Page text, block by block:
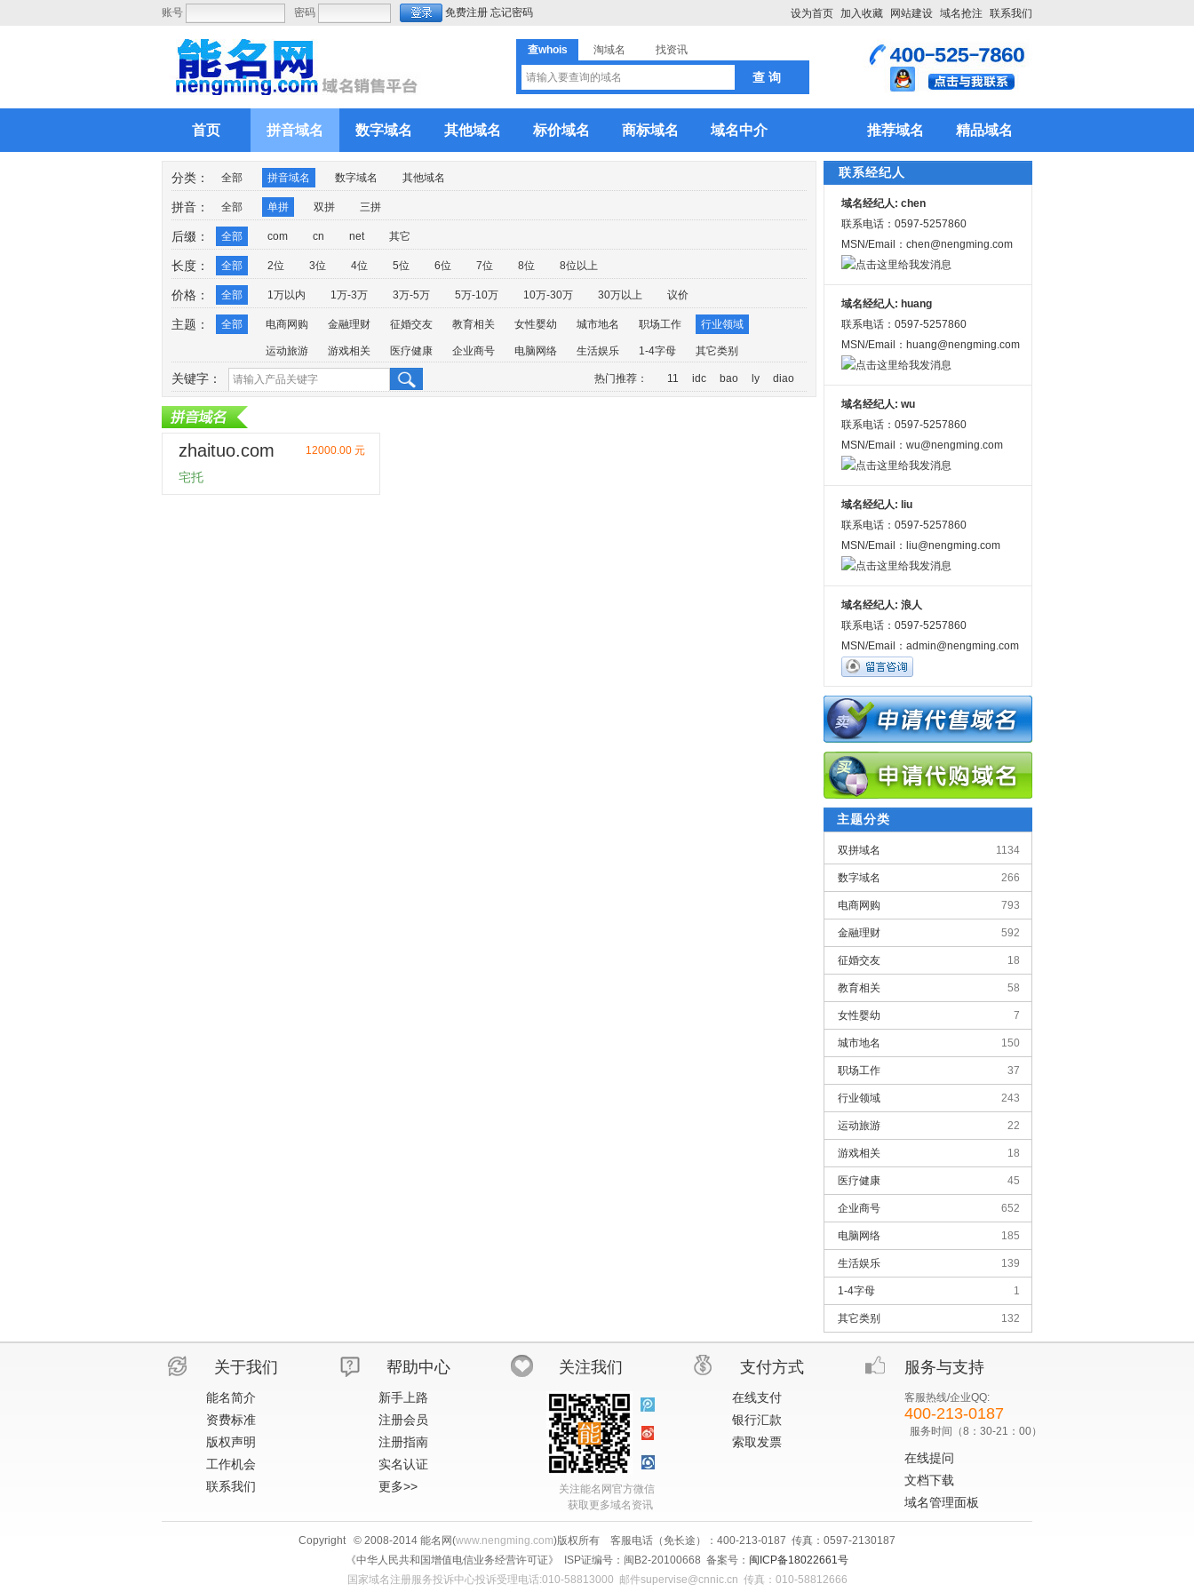
账号 密码 免费注册 忘记密码 设为首页 加入收藏 网站建设 域名抢注 联系我们
查whois 淘域名 找资讯
首页 拼音域名 数字域名 其他域名 标价域名 商标域名 域名中介 推荐域名 精品域名
分类： 全部 拼音域名 数字域名 其他域名
拼音： 全部 单拼 双拼 三拼
后缀： 全部 com cn net 其它
长度： 全部 2位 3位 4位 5位 6位 7位 8位 8位以上
价格： 全部 1万以内 1万-3万 3万-5万 5万-10万 10万-30万 30万以上 议价
主题： 全部 电商网购 金融理财 征婚交友 教育相关 女性婴幼 城市地名 职场工作 行业领域
运动旅游 游戏相关 医疗健康 企业商号 电脑网络 生活娱乐 1-4字母 其它类别
关键字： 热门推荐： 11 idc bao ly diao
12000.00 元
zhaituo.com
宅托
联系经纪人
域名经纪人: chen
联系电话：0597-5257860
MSN/Email：chen@nengming.com
域名经纪人: huang
联系电话：0597-5257860
MSN/Email：huang@nengming.com
域名经纪人: wu
联系电话：0597-5257860
MSN/Email：wu@nengming.com
域名经纪人: liu
联系电话：0597-5257860
MSN/Email：liu@nengming.com
域名经纪人: 浪人
联系电话：0597-5257860
MSN/Email：admin@nengming.com
主题分类
1134
双拼域名
266
数字域名
793
电商网购
592
金融理财
18
征婚交友
58
教育相关
7
女性婴幼
150
城市地名
37
职场工作
243
行业领域
22
运动旅游
18
游戏相关
45
医疗健康
652
企业商号
185
电脑网络
139
生活娱乐
1
1-4字母
132
其它类别
关于我们
能名简介
资费标准
版权声明
工作机会
联系我们
帮助中心
新手上路
注册会员
注册指南
实名认证
更多>>
关注我们
关注能名网官方微信
获取更多域名资讯
支付方式
在线支付
银行汇款
索取发票
服务与支持
客服热线/企业QQ:
400-213-0187
服务时间（8：30-21：00）
在线提问
文档下载
域名管理面板
Copyright © 2008-2014 能名网(www.nengming.com)版权所有 客服电话（免长途）：400-213-0187 传真：0597-2130187
《中华人民共和国增值电信业务经营许可证》 ISP证编号：闽B2-20100668 备案号： 闽ICP备18022661号
国家域名注册服务投诉中心投诉受理电话:010-58813000 邮件supervise@cnnic.cn 传真：010-58812666